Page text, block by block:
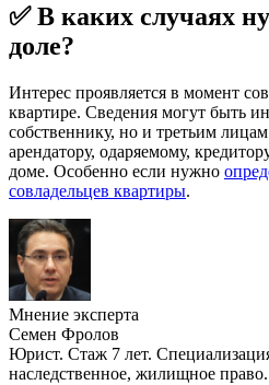
✅ В каких случаях
доле?
Интерес проявляется в момент
квартире. Сведения могут быть
собственнику, но и третьим
арендатору, одаряемому,
доме. Особенно если нужно
совладельцев квартиры.
Мнение эксперта
Семен Фролов
Юрист. Стаж 7 лет.
наследственное, жилищное право.